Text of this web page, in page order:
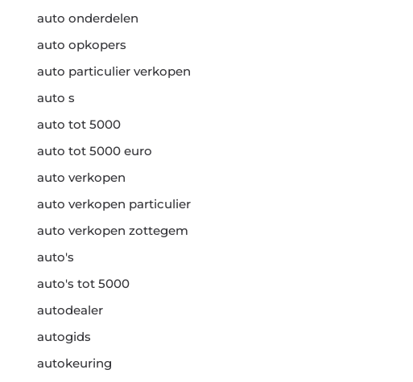
auto onderdelen
auto opkopers
auto particulier verkopen
auto s
auto tot 5000
auto tot 5000 euro
auto verkopen
auto verkopen particulier
auto verkopen zottegem
auto's
auto's tot 5000
autodealer
autogids
autokeuring